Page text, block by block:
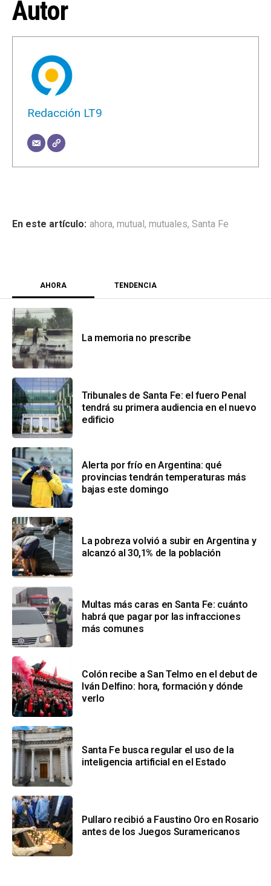
Autor
Redacción LT9
ahora, mutual, mutuales, Santa Fe
AHORA TENDENCIA
La memoria no prescribe
Tribunales de Santa Fe: el fuero Penal
tendrá su primera audiencia en el nuevo
edificio
Alerta por frío en Argentina: qué
provincias tendrán temperaturas más
bajas este domingo
La pobreza volvió a subir en Argentina y
alcanzó al 30,1% de la población
Multas más caras en Santa Fe: cuánto
habrá que pagar por las infracciones
más comunes
Colón recibe a San Telmo en el debut de
Iván Delfino: hora, formación y dónde
verlo
Santa Fe busca regular el uso de la
inteligencia artificial en el Estado
Pullaro recibió a Faustino Oro en Rosario
antes de los Juegos Suramericanos